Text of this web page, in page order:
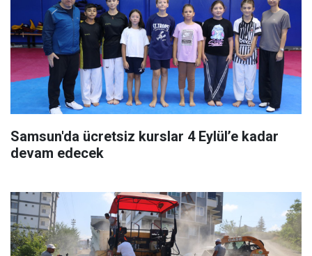
Samsun'da ücretsiz kurslar 4 Eylül’e kadar
devam edecek